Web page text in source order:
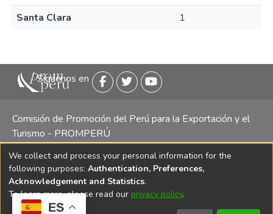
ES
Santa Clara
1
Siguenos en
Comisión de Promoción del Perú para la Exportación y el
Turismo - PROMPERÚ
Central telefónica: (511) 616 7300 / 616 7400 Calle Uno
Oeste 50, Edificio Mincetur, Pisos 13 y 14, San Isidro -
Lima
We collect and process your personal information for the
following purposes: Authentication, Preferences,
Acknowledgement and Statistics.
To learn more, please read our privacy policy.